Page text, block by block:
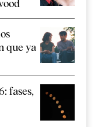
que ya
fases,